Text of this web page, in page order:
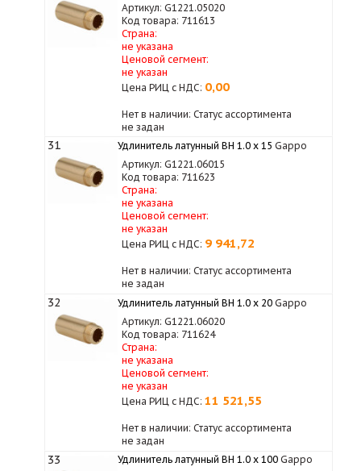
Артикул: G1221.05020
Код товара: 711613
Страна:
не указана
Ценовой сегмент:
не указан
Цена РИЦ с НДС: 0,00
Нет в наличии: Статус ассортимента
не задан
31 Удлинитель латунный ВН 1.0 х 15 Gappo
Артикул: G1221.06015
Код товара: 711623
Страна:
не указана
Ценовой сегмент:
не указан
Цена РИЦ с НДС: 9 941,72
Нет в наличии: Статус ассортимента
не задан
32 Удлинитель латунный ВН 1.0 х 20Gappo
Артикул: G1221.06020
Код товара: 711624
Страна:
не указана
Ценовой сегмент:
не указан
Цена РИЦ с НДС: 11 521,55
Нет в наличии: Статус ассортимента
не задан
33 Удлинитель латунный ВН 1.0 х 100Gappo